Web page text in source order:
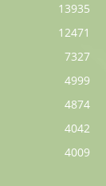
13935
12471
7327
4999
4874
4042
4009